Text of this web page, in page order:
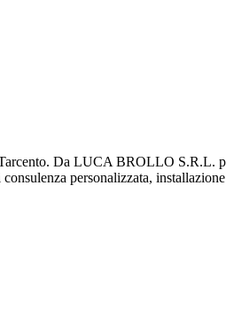
Da LUCA BROLLO S.R.L.
personalizzata,